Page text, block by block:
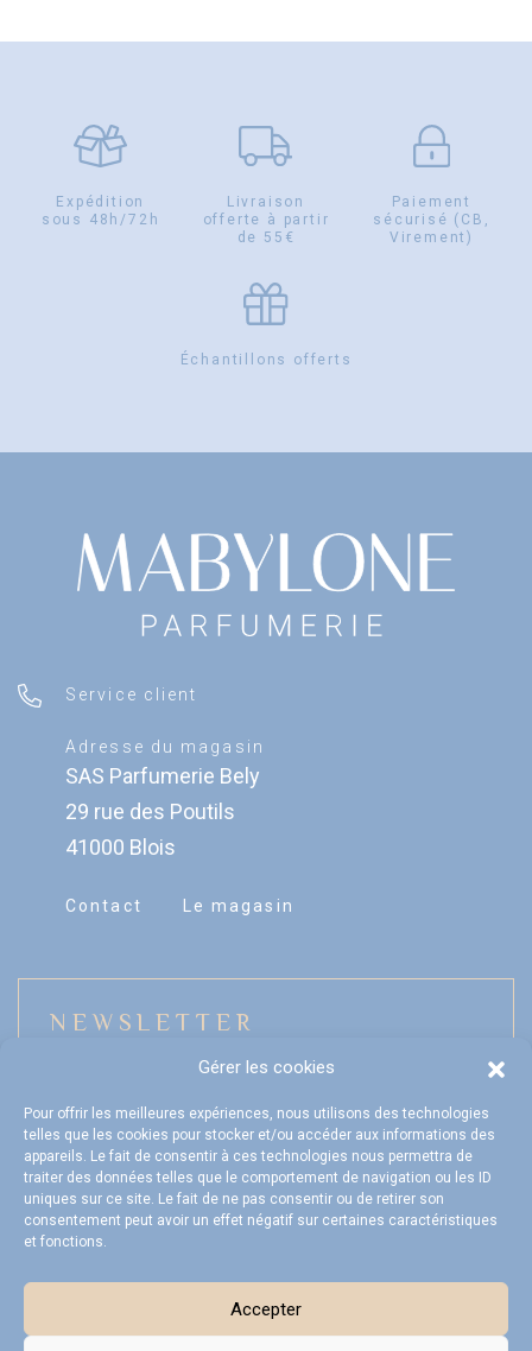
Gérer les cookies
Pour offrir les meilleures expériences, nous utilisons des technologies
telles que les cookies pour stocker et/ou accéder aux informations des
appareils. Le fait de consentir à ces technologies nous permettra de
traiter des données telles que le comportement de navigation ou les ID
uniques sur ce site. Le fait de ne pas consentir ou de retirer son
consentement peut avoir un effet négatif sur certaines caractéristiques
et fonctions.
Accepter
Expédition
sous 48h/72h
Livraison
offerte à partir
de 55€
Paiement
sécurisé (CB,
Virement)
Échantillons offerts
Service client
Adresse du magasin
SAS Parfumerie Bely
29 rue des Poutils
41000 Blois
Contact Le magasin
NEWSLETTER
Mon compte
FAQ